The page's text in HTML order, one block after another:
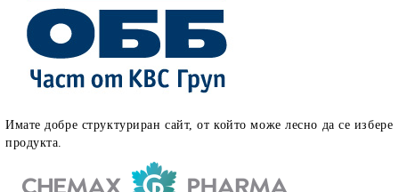
Имате добре структуриран сайт, от който може лесно да се избере
продукта.